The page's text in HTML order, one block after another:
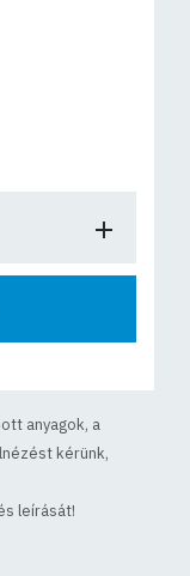
anyagok, a
kérünk,
leírását!